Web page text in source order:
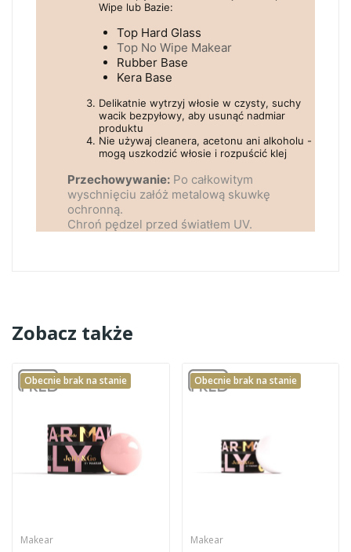
Wipe lub Bazie:
Top Hard Glass
Top No Wipe Makear
Rubber Base
Kera Base
Delikatnie wytrzyj włosie w czysty, suchy
wacik bezpyłowy, aby usunąć nadmiar
produktu
Nie używaj cleanera, acetonu ani alkoholu -
mogą uszkodzić włosie i rozpuścić klej
Przechowywanie: Po całkowitym
wyschnięciu załóż metalową skuwkę
ochronną.
Chroń pędzel przed światłem UV.
Zobacz także
Obecnie brak na stanie
Makear
Obecnie brak na stanie
Makear